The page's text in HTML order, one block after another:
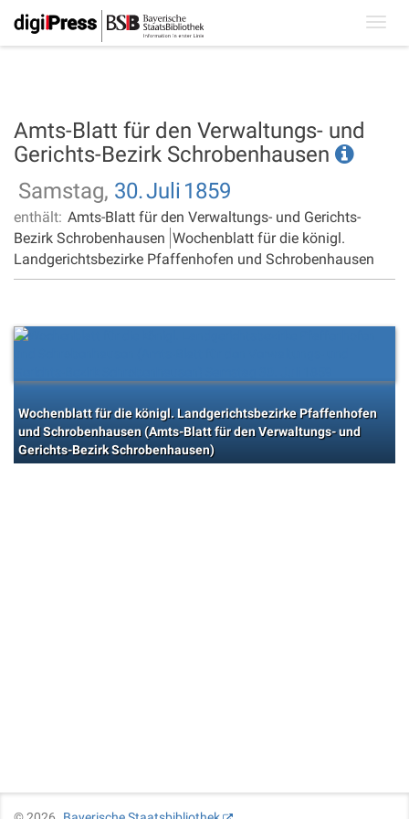
Amts-Blatt für den Verwaltungs- und
Gerichts-Bezirk Schrobenhausen
Samstag, 30.Juli 1859
enthält: Amts-Blatt für den Verwaltungs- und Gerichts-
Bezirk Schrobenhausen Wochenblatt für die königl.
Landgerichtsbezirke Pfaffenhofen und Schrobenhausen
Wochenblatt für die königl. Landgerichtsbezirke Pfaffenhofen
und Schrobenhausen (Amts-Blatt für den Verwaltungs- und
Gerichts-Bezirk Schrobenhausen)